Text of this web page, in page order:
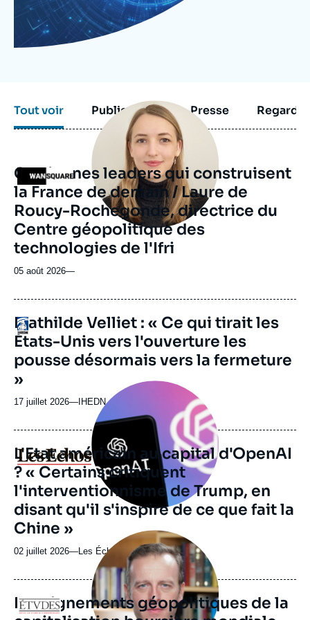
Se connecter
Tout voir Publications Presse
Logo
Image
principale
médiatique
Ces jeunes leaders qui construisent
la France de demain / Laure de
Roucy-Rochegonde, directrice du
Centre géopolitique des
technologies de l'Ifri
05 août 2026—
Logo
URL
de
Spotify
Mathilde Velliet : « Ce qui tirait les
États-Unis vers l'ouverture les
pousse désormais vers la fermeture
»
17 juillet 2026— Nom
journal,
revue
ou
émission
IHEDN
Logo
principale
médiatique
L'Etat américain au capital d'OpenAI
? « Certains critiquent
l'interventionnisme de Trump, en
disant qu'il s'inspire de ce que fait la
Chine »
02 juillet 2026—Nom
journal,
revue
ou
Les Échos
Logo
principale
médiatique
Enseignements géopolitiques de la